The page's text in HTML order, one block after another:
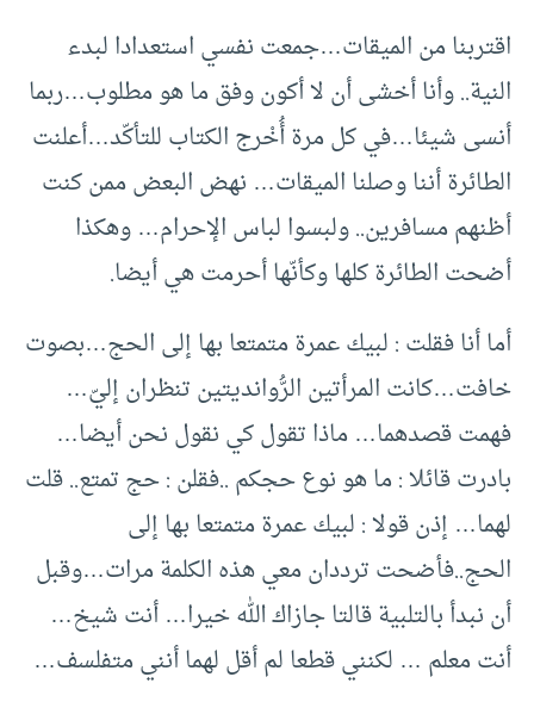
اقتربنا من الميقات…جمعت نفسي استعدادا لبدء
النية.. وأنا أخشى أن لا أكون وفق ما هو مطلوب…ربما
أنسى شيئا…في كل مرة أُخْرج الكتاب للتأكّد…أعلنت
الطائرة أننا وصلنا الميقات… نهض البعض ممن كنت
أظنهم مسافرين.. ولبسوا لباس الإحرام… وهكذا
أضحت الطائرة كلها وكأنّها أحرمت هي أيضا.
أما أنا فقلت : لبيك عمرة متمتعا بها إلى الحج…بصوت
خافت…كانت المرأتين الرُّوانديتين تنظران إليّ…
فهمت قصدهما… ماذا تقول كي نقول نحن أيضا…
بادرت قائلا : ما هو نوع حجكم ..فقلن : حج تمتع.. قلت
لهما… إذن قولا : لبيك عمرة متمتعا بها إلى
الحج..فأضحت ترددان معي هذه الكلمة مرات…وقبل
أن نبدأ بالتلبية قالتا جازاك الله خيرا… أنت شيخ…
أنت معلم … لكنني قطعا لم أقل لهما أنني متفلسف…